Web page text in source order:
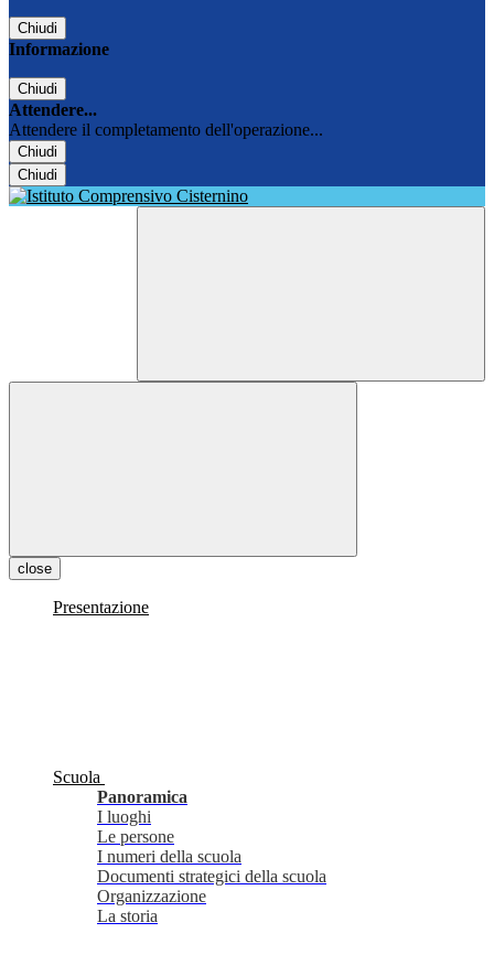
Chiudi
Informazione
Chiudi
Attendere...
Attendere il completamento dell'operazione...
Chiudi
Chiudi
close
Presentazione
Scuola
Panoramica
I luoghi
Le persone
I numeri della scuola
Documenti strategici della scuola
Organizzazione
La storia